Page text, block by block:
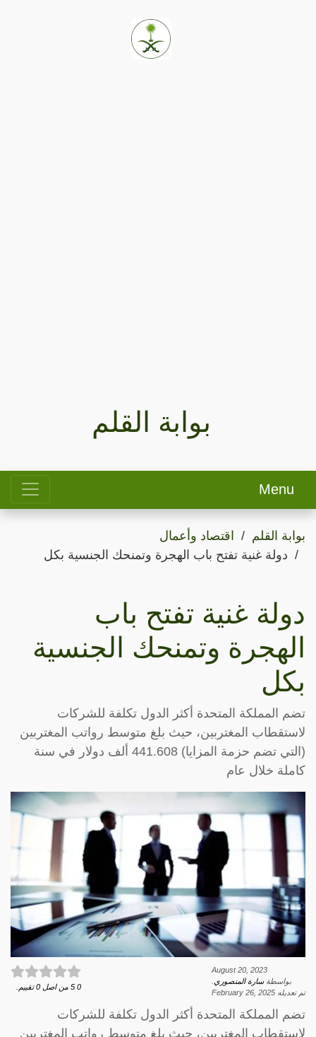
بوابة القلم
Menu
بوابة القلم
اقتصاد وأعمال
دولة غنية تفتح باب الهجرة وتمنحك الجنسية بكل
دولة غنية تفتح باب
الهجرة وتمنحك الجنسية
بكل
تضم المملكة المتحدة أكثر الدول تكلفة للشركات
لاستقطاب المغتربين، حيث بلغ متوسط رواتب المغتربين
(التي تضم حزمة المزايا) 441.608 ألف دولار في سنة
كاملة خلال عام
August 20, 2023
بواسطةسارة المنصوري
تم تعديله February 26, 2025
0
5 من اصل 0 تقييم.
تضم المملكة المتحدة أكثر الدول تكلفة للشركات
لاستقطاب المغتربين، حيث بلغ متوسط رواتب المغتربين